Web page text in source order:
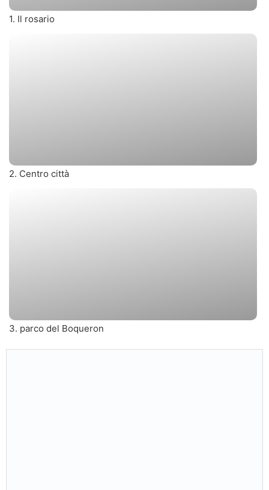
1. Il rosario
2. Centro città
3. parco del Boqueron